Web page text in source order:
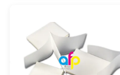
free laminate is specifically
engineered for luxury packaging
applications. ...